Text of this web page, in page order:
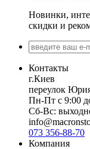
Новинки,
скидки и
Контакты
г.Киев
переулок
Пн-Пт с 9:00
Сб-Вс:
073 356-88-70
Компания